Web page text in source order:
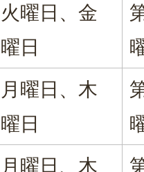
火曜日、金
曜日
月曜日、木
曜日
月曜日、木